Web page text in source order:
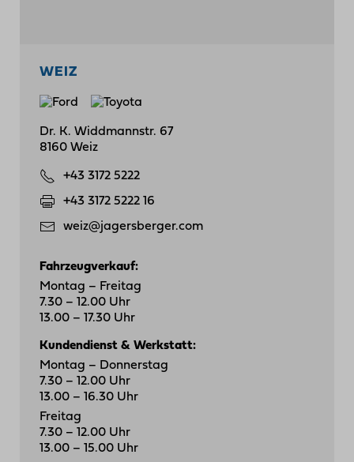
WEIZ
Dr. K. Widdmannstr. 67
8160 Weiz
+43 3172 5222
+43 3172 5222 16
weiz@jagersberger.com
Fahrzeugverkauf:
Montag – Freitag
7.30 – 12.00 Uhr
13.00 – 17.30 Uhr
Kundendienst & Werkstatt:
Montag – Donnerstag
7.30 – 12.00 Uhr
13.00 – 16.30 Uhr
Freitag
7.30 – 12.00 Uhr
13.00 – 15.00 Uhr